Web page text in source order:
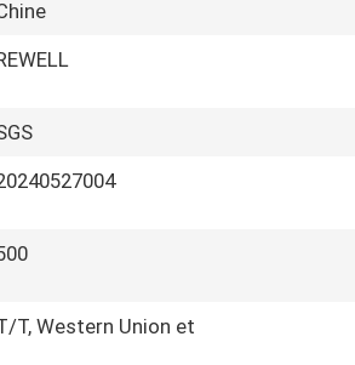
T, Western Union et